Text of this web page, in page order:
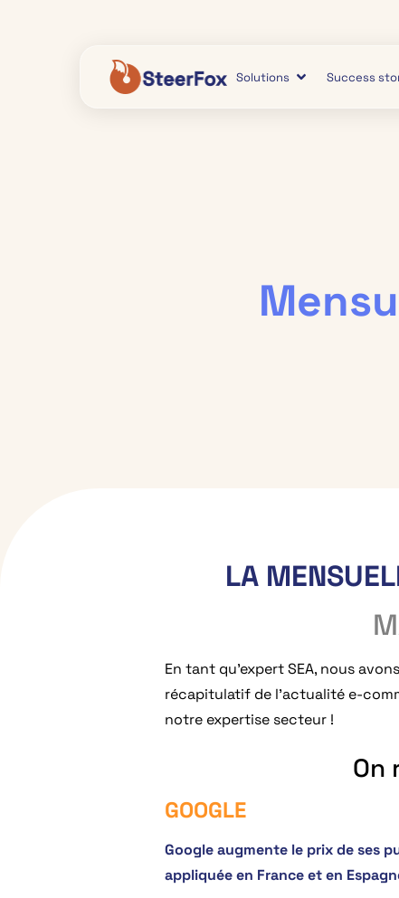
Solutions Success
LA
En tant qu’expert SEA, nous
récapitulatif de l’actualité e-
notre expertise secteur !
On
GOOGLE
Google augmente le prix de ses
appliquée en France et en